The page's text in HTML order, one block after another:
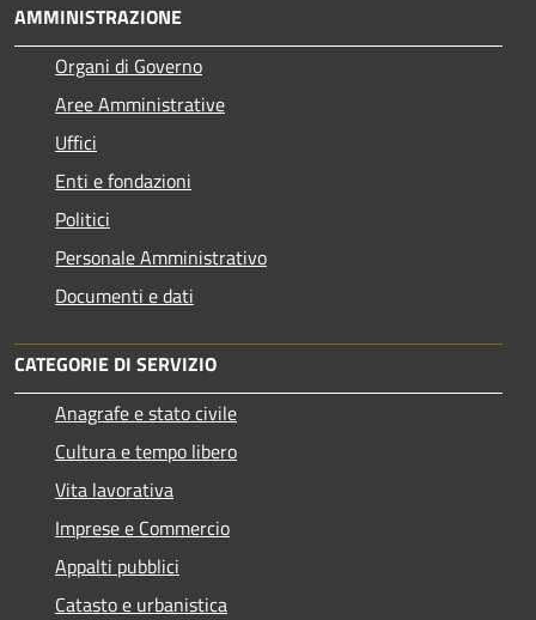
AMMINISTRAZIONE
Organi di Governo
Aree Amministrative
Uffici
Enti e fondazioni
Politici
Personale Amministrativo
Documenti e dati
CATEGORIE DI SERVIZIO
Anagrafe e stato civile
Cultura e tempo libero
Vita lavorativa
Imprese e Commercio
Appalti pubblici
Catasto e urbanistica